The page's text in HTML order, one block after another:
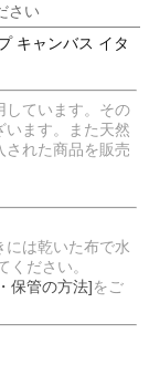
さい
キャンバス イタ
ています。その
います。また天然
された商品を販売
は乾いた布で水
ださい。
保管の方法]をご